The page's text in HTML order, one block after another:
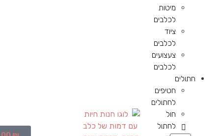
מיטות
לכלבים
ציוד
לכלבים
צעצועים
לכלבים
חתולים
חטיפים
לחתולים
חול
לחתול